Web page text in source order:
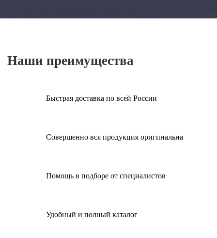
Наши преимущества
Быстрая доставка по всей России
Совершенно вся продукция оригинальна
Помощь в подборе от специалистов
Удобный и полный каталог